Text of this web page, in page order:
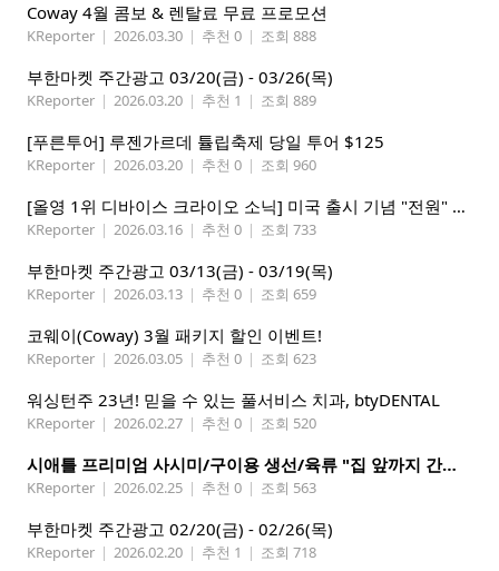
Coway 4월 콤보 & 렌탈료 무료 프로모션
KReporter | 2026.03.30 | 추천 0 | 조회 888
부한마켓 주간광고 03/20(금) - 03/26(목)
KReporter | 2026.03.20 | 추천 1 | 조회 889
[푸른투어] 루젠가르데 튤립축제 당일 투어 $125
KReporter | 2026.03.20 | 추천 0 | 조회 960
[올영 1위 디바이스 크라이오 소닉] 미국 출시 기념 "전원" 증정 이벤트, 참여 부탁드립니다.
KReporter | 2026.03.16 | 추천 0 | 조회 733
부한마켓 주간광고 03/13(금) - 03/19(목)
KReporter | 2026.03.13 | 추천 0 | 조회 659
코웨이(Coway) 3월 패키지 할인 이벤트!
KReporter | 2026.03.05 | 추천 0 | 조회 623
워싱턴주 23년! 믿을 수 있는 풀서비스 치과, btyDENTAL
KReporter | 2026.02.27 | 추천 0 | 조회 520
시애틀 프리미엄 사시미/구이용 생선/육류 "집 앞까지 간편하게" – 영오션샵닷컴
KReporter | 2026.02.25 | 추천 0 | 조회 563
부한마켓 주간광고 02/20(금) - 02/26(목)
KReporter | 2026.02.20 | 추천 1 | 조회 718